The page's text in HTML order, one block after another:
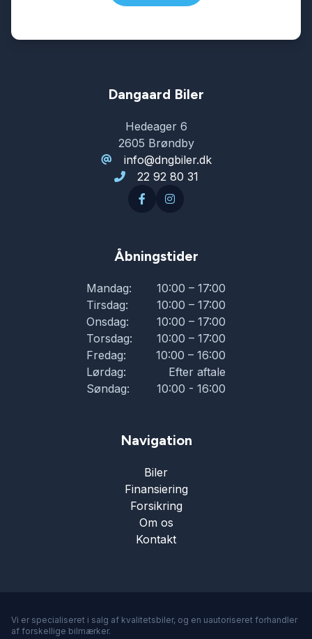
Dangaard Biler
Hedeager 6
2605 Brøndby
info@dngbiler.dk
22 92 80 31
Åbningstider
Mandag:
10:00 – 17:00
Tirsdag:
10:00 – 17:00
Onsdag:
10:00 – 17:00
Torsdag:
10:00 – 17:00
Fredag:
10:00 – 16:00
Lørdag:
Efter aftale
Søndag:
10:00 - 16:00
Navigation
Biler
Finansiering
Forsikring
Om os
Kontakt
Vi er specialiseret i salg af kvalitetsbiler, og en uautoriseret forhandler
af forskellige bilmærker.